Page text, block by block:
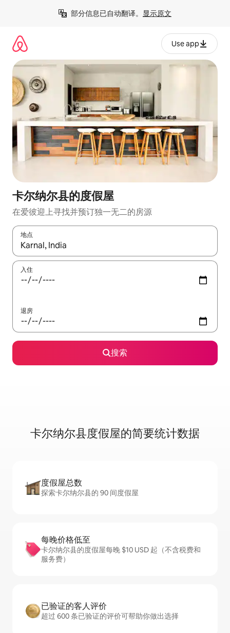
部分信息已自动翻译。 显示原文
Use app
卡尔纳尔县的度假屋
在爱彼迎上寻找并预订独一无二的房源
地点
如有搜索结果，请使用上下方向键查看，或通过点击或滑动手势
入住
退房
搜索
卡尔纳尔县度假屋的简要统计数据
度假屋总数
探索卡尔纳尔县的 90 间度假屋
每晚价格低至
卡尔纳尔县的度假屋每晚 $10 USD 起（不含税费和
服务费）
已验证的客人评价
超过 600 条已验证的评价可帮助你做出选择